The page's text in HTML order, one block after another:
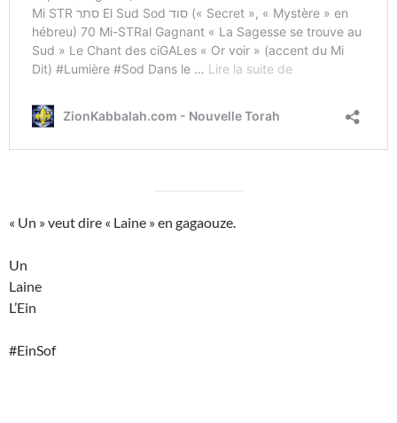
« Un » veut dire « Laine » en gagaouze.
Un
Laine
L’Ein
#EinSof